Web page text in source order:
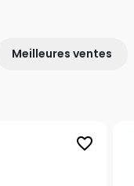
Meilleures ventes
favorite_border